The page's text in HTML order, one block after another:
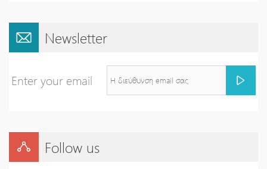
Newsletter
Enter your email
Follow us